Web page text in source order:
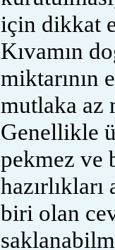
için dikkat
Kıvamın
miktarının
mutlaka az
Genellikle
pekmez ve
biri olan